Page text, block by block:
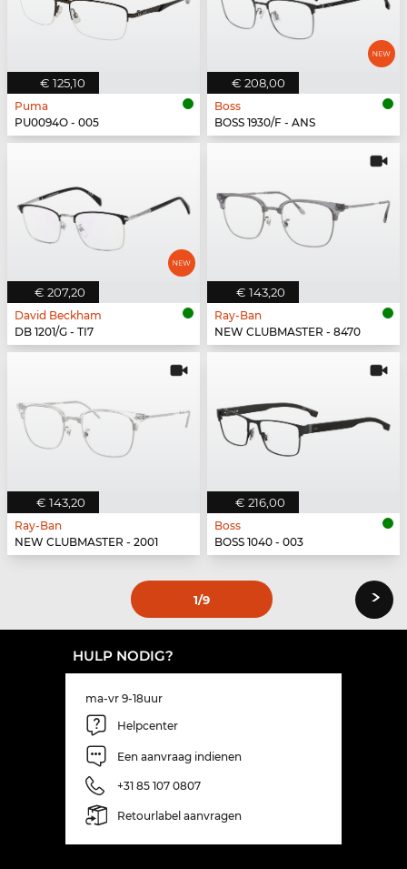
€ 125,10
Puma
PU0094O - 005
€ 208,00
Boss
BOSS 1930/F - ANS
€ 207,20
David Beckham
DB 1201/G - TI7
€ 143,20
Ray-Ban
NEW CLUBMASTER - 8470
€ 143,20
Ray-Ban
NEW CLUBMASTER - 2001
€ 216,00
Boss
BOSS 1040 - 003
1/9 ›
HULP NODIG?
ma-vr 9-18uur
Helpcenter
Een aanvraag indienen
+31 85 107 0807
Retourlabel aanvragen